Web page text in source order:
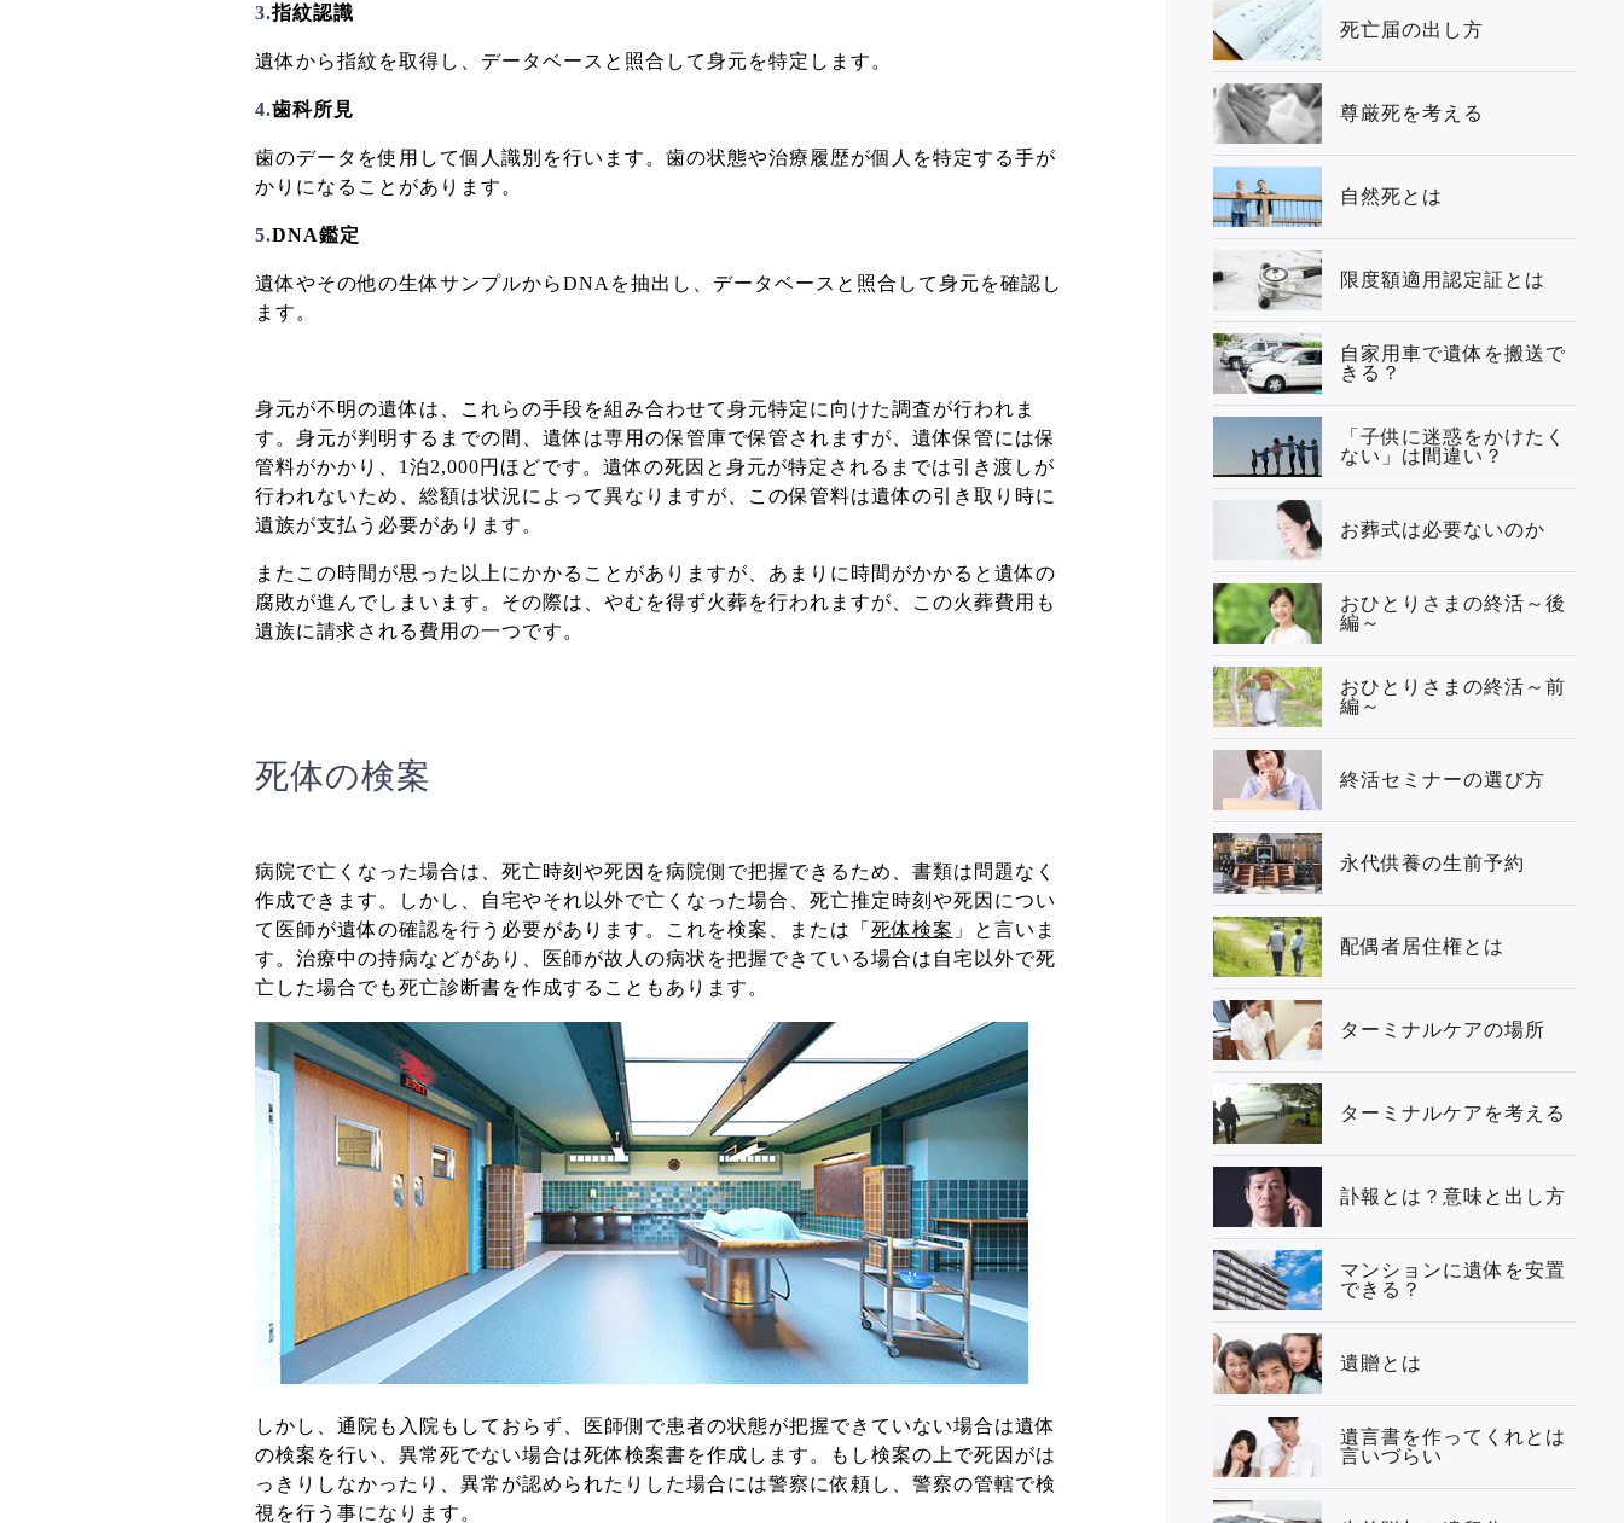
3.指紋認識
遺体から指紋を取得し、データベースと照合して身元を特定します。
4.歯科所見
歯のデータを使用して個人識別を行います。歯の状態や治療履歴が個人を特定する手が
かりになることがあります。
5.DNA鑑定
遺体やその他の生体サンプルからDNAを抽出し、データベースと照合して身元を確認し
ます。
身元が不明の遺体は、これらの手段を組み合わせて身元特定に向けた調査が行われま
す。 身元が判明するまでの間、遺体は専用の保管庫で保管されますが、遺体保管には保
管料がかかり、1泊2,000円ほどです。遺体の死因と身元が特定されるまでは引き渡しが
行われないため、総額は状況によって異なりますが、この保管料は遺体の引き取り時に
遺族が支払う必要があります。
またこの時間が思った以上にかかることがありますが、あまりに時間がかかると遺体の
腐敗が進んでしまいます。その際は、やむを得ず火葬を行われますが、この火葬費用も
遺族に請求される費用の一つです。
死体の検案
病院で亡くなった場合は、死亡時刻や死因を病院側で把握できるため、書類は問題なく
作成できます。しかし、自宅やそれ以外で亡くなった場合、死亡推定時刻や死因につい
て医師が遺体の確認を行う必要があります。これを検案、または「 死体検案 」と言いま
す。 治療中の持病などがあり、医師が故人の病状を把握できている場合は自宅以外で死
亡した場合でも死亡診断書を作成することもあります。
しかし、通院も入院もしておらず、医師側で患者の状態が把握できていない場合は遺体
の検案を行い、異常死でない場合は死体検案書を作成します。
もし検案の上で死因がは
っきりしなかったり、異常が認められたりした場合には警察に依頼し、警察の管轄で検
視を行う事になります。
死亡届の出し方
尊厳死を考える
自然死とは
限度額適用認定証とは
自家用車で遺体を搬送で
きる？
「子供に迷惑をかけたく
ない」は間違い？
お葬式は必要ないのか
おひとりさまの終活～後
編～
おひとりさまの終活～前
編～
終活セミナーの選び方
永代供養の生前予約
配偶者居住権とは
ターミナルケアの場所
ターミナルケアを考える
訃報とは？意味と出し方
マンションに遺体を安置
できる？
遺贈とは
遺言書を作ってくれとは
言いづらい